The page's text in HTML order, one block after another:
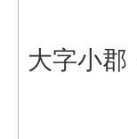
大字小郡